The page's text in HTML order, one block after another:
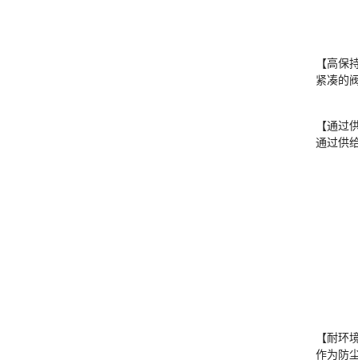
【高保
紧凑的
【通过
通过供
【耐环
作为防